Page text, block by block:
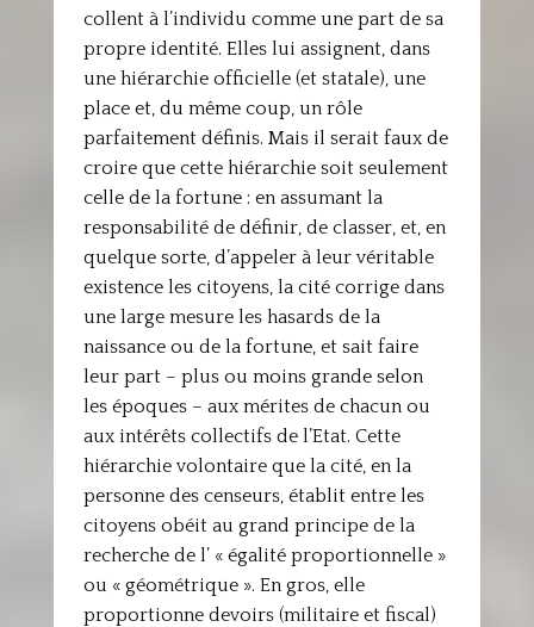
collent à l’individu comme une part de sa
propre identité. Elles lui assignent, dans
une hiérarchie officielle (et statale), une
place et, du même coup, un rôle
parfaitement définis. Mais il serait faux de
croire que cette hiérarchie soit seulement
celle de la fortune : en assumant la
responsabilité de définir, de classer, et, en
quelque sorte, d’appeler à leur véritable
existence les citoyens, la cité corrige dans
une large mesure les hasards de la
naissance ou de la fortune, et sait faire
leur part – plus ou moins grande selon
les époques – aux mérites de chacun ou
aux intérêts collectifs de l’Etat. Cette
hiérarchie volontaire que la cité, en la
personne des censeurs, établit entre les
citoyens obéit au grand principe de la
recherche de l’ « égalité proportionnelle »
ou « géométrique ». En gros, elle
proportionne devoirs (militaire et fiscal)